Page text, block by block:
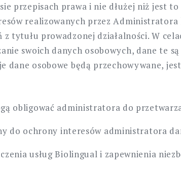
przepisach prawa i nie dłużej niż jest
realizowanych przez
z tytułu prowadzonej działalności. W
swoich danych osobowych, dane te
dane osobowe będą przechowywane,
obligować administratora do
do ochrony interesów administratora
usług Biolingual i zapewnienia